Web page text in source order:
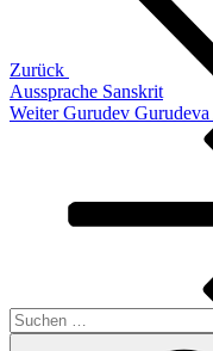
Zurück
Aussprache Sanskrit
Nächster
Weiter Gurudev
Suchen
nach: